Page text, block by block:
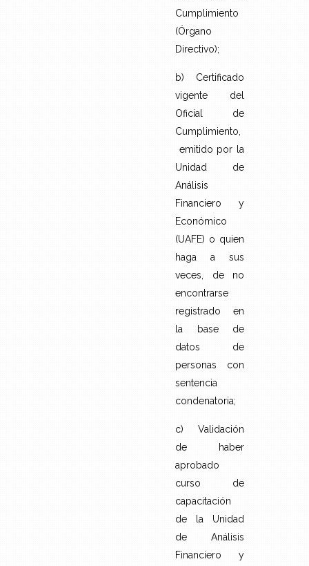
Cumplimiento
(Órgano
Directivo);
b) Certificado
vigente del
Oficial de
Cumplimiento,
emitido por la
Unidad de
Análisis
Financiero y
Económico
(UAFE) o quien
haga a sus
veces, de no
encontrarse
registrado en
la base de
datos de
personas con
sentencia
condenatoria;
c) Validación
de haber
aprobado
curso de
capacitación
de la Unidad
de Análisis
Financiero y